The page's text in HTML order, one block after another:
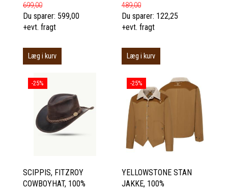
699,00
Du sparer: 599,00
+evt. fragt
Læg i kurv
489,00
Du sparer: 122,25
+evt. fragt
Læg i kurv
-25%
SCIPPIS, FITZROY
COWBOYHAT, 100%
-25%
YELLOWSTONE STAN
JAKKE, 100%